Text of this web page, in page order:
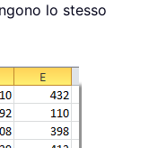
lo stesso